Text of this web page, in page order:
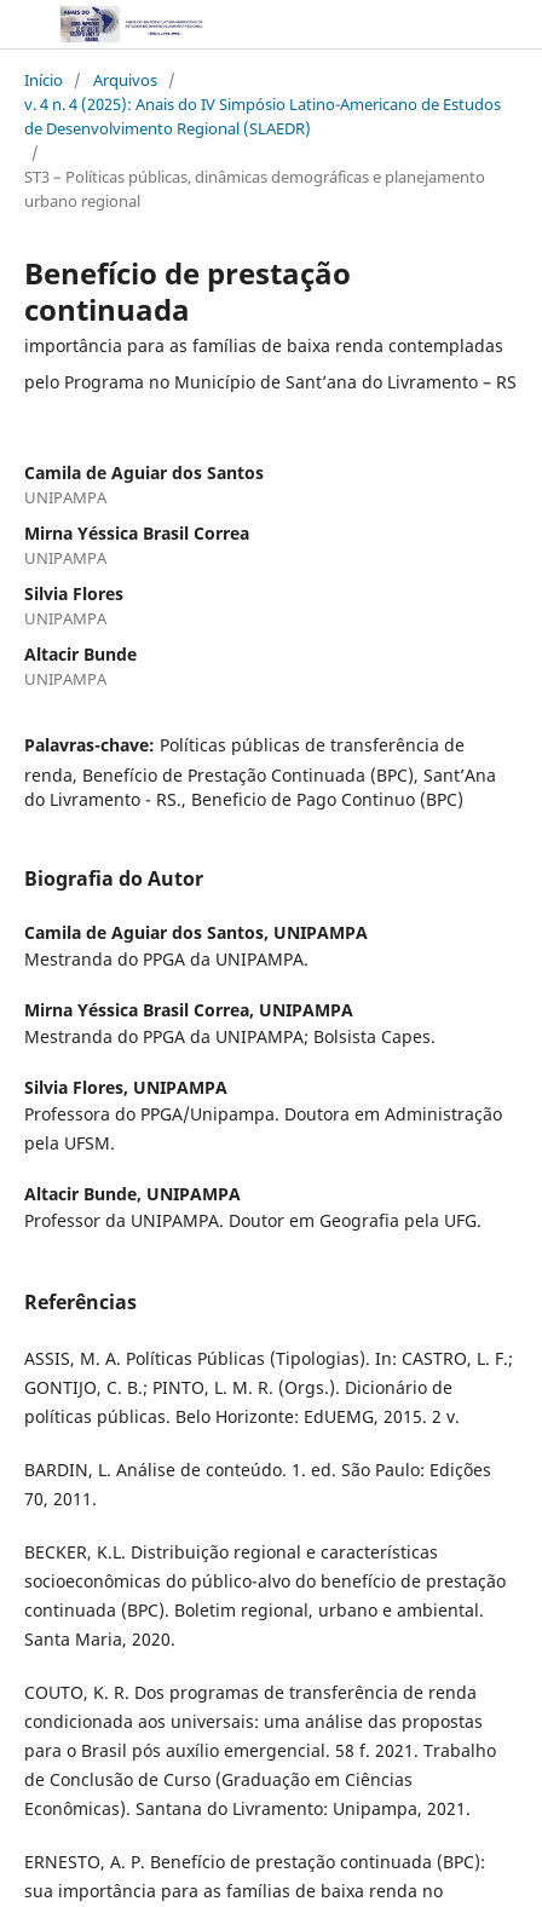
Início / Arquivos /
v. 4 n. 4 (2025): Anais do IV Simpósio Latino-Americano de Estudos
de Desenvolvimento Regional (SLAEDR)
/
ST3 – Políticas públicas, dinâmicas demográficas e planejamento
urbano regional
Benefício de prestação
continuada
importância para as famílias de baixa renda contempladas
pelo Programa no Município de Sant’ana do Livramento – RS
Camila de Aguiar dos Santos
UNIPAMPA
Mirna Yéssica Brasil Correa
UNIPAMPA
Silvia Flores
UNIPAMPA
Altacir Bunde
UNIPAMPA
Palavras-chave: Políticas públicas de transferência de
renda, Benefício de Prestação Continuada (BPC), Sant’Ana
do Livramento - RS., Beneficio de Pago Continuo (BPC)
Biografia do Autor
Camila de Aguiar dos Santos, UNIPAMPA
Mestranda do PPGA da UNIPAMPA.
Mirna Yéssica Brasil Correa, UNIPAMPA
Mestranda do PPGA da UNIPAMPA; Bolsista Capes.
Silvia Flores, UNIPAMPA
Professora do PPGA/Unipampa. Doutora em Administração
pela UFSM.
Altacir Bunde, UNIPAMPA
Professor da UNIPAMPA. Doutor em Geografia pela UFG.
Referências
ASSIS, M. A. Políticas Públicas (Tipologias). In: CASTRO, L. F.;
GONTIJO, C. B.; PINTO, L. M. R. (Orgs.). Dicionário de
políticas públicas. Belo Horizonte: EdUEMG, 2015. 2 v.
BARDIN, L. Análise de conteúdo. 1. ed. São Paulo: Edições
70, 2011.
BECKER, K.L. Distribuição regional e características
socioeconômicas do público-alvo do benefício de prestação
continuada (BPC). Boletim regional, urbano e ambiental.
Santa Maria, 2020.
COUTO, K. R. Dos programas de transferência de renda
condicionada aos universais: uma análise das propostas
para o Brasil pós auxílio emergencial. 58 f. 2021. Trabalho
de Conclusão de Curso (Graduação em Ciências
Econômicas). Santana do Livramento: Unipampa, 2021.
ERNESTO, A. P. Benefício de prestação continuada (BPC):
sua importância para as famílias de baixa renda no